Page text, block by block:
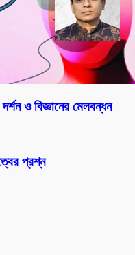
ও বিজ্ঞানের মেলবন্ধন
প্রশ্ন